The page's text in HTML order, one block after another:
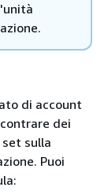
di account
dei
sulla
Puoi